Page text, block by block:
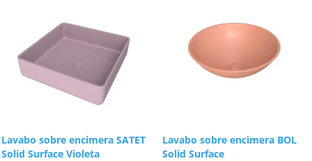
Lavabo sobre encimera SATET
Solid Surface Violeta
Lavabo sobre encimera BOL
Solid Surface